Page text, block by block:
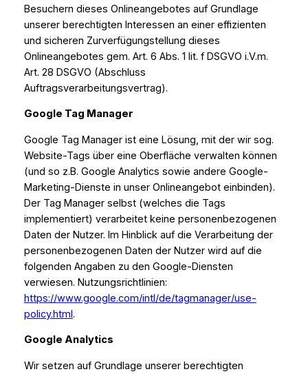
Besuchern dieses Onlineangebotes auf Grundlage
unserer berechtigten Interessen an einer effizienten
und sicheren Zurverfügungstellung dieses
Onlineangebotes gem. Art. 6 Abs. 1 lit. f DSGVO i.V.m.
Art. 28 DSGVO (Abschluss
Auftragsverarbeitungsvertrag).
Google Tag Manager
Google Tag Manager ist eine Lösung, mit der wir sog.
Website-Tags über eine Oberfläche verwalten können
(und so z.B. Google Analytics sowie andere Google-
Marketing-Dienste in unser Onlineangebot einbinden).
Der Tag Manager selbst (welches die Tags
implementiert) verarbeitet keine personenbezogenen
Daten der Nutzer. Im Hinblick auf die Verarbeitung der
personenbezogenen Daten der Nutzer wird auf die
folgenden Angaben zu den Google-Diensten
verwiesen. Nutzungsrichtlinien:
https://www.google.com/intl/de/tagmanager/use-
policy.html.
Google Analytics
Wir setzen auf Grundlage unserer berechtigten